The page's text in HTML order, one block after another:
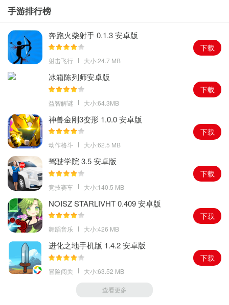
3.多关爱自己身边患有抑郁症的朋友，多倾听关于他们生活之中的琐
事
手游排行榜
奔跑火柴射手 0.1.3 安卓版
射击飞行 大小:24.7 MB
下载
冰箱陈列师安卓版
益智解谜 大小:64.3MB
下载
神兽金刚3变形 1.0.0 安卓版
动作格斗 大小:62.5 MB
下载
驾驶学院 3.5 安卓版
竞技赛车 大小:140.5 MB
下载
NOISZ STARLIVHT 0.409 安卓版
舞蹈音乐 大小:426 MB
下载
进化之地手机版 1.4.2 安卓版
冒险闯关 大小:63.52 MB
下载
查看更多